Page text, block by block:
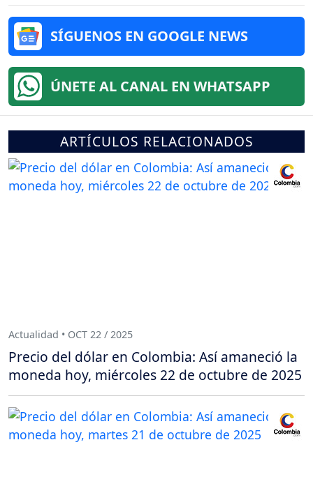
SÍGUENOS EN GOOGLE NEWS
ÚNETE AL CANAL EN WHATSAPP
ARTÍCULOS RELACIONADOS
Actualidad • OCT 22 / 2025
Precio del dólar en Colombia: Así amaneció la
moneda hoy, miércoles 22 de octubre de 2025